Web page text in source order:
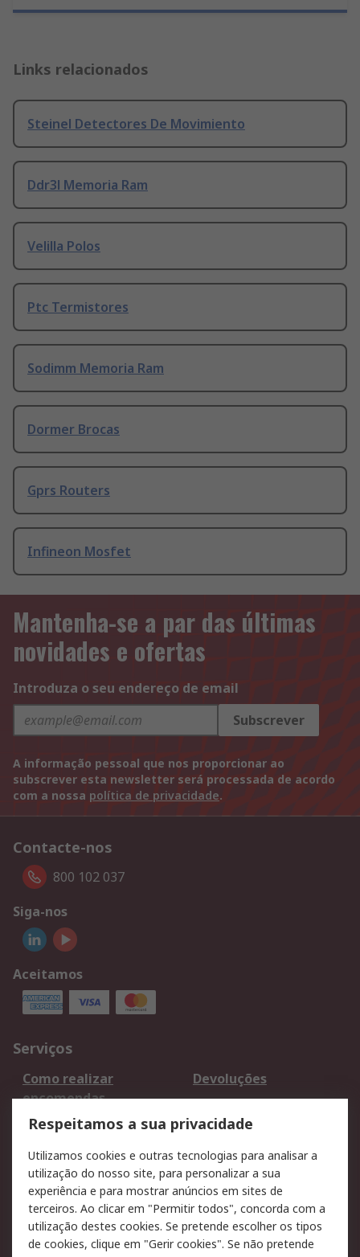
Links relacionados
Steinel Detectores De Movimiento
Ddr3l Memoria Ram
Velilla Polos
Ptc Termistores
Sodimm Memoria Ram
Dormer Brocas
Gprs Routers
Infineon Mosfet
Mantenha-se a par das últimas
novidades e ofertas
Introduza o seu endereço de email
Subscrever
A informação pessoal que nos proporcionar ao
subscrever esta newsletter será processada de acordo
com a nossa política de privacidade.
Contacte-nos
800 102 037
Siga-nos
Aceitamos
Serviços
Como realizar
encomendas
Devoluções
Formas de entrega
Qualidade e ambiente
Pagamento e
faturação
Legal
Respeitamos a sua privacidade
Utilizamos cookies e outras tecnologias para analisar a
utilização do nosso site, para personalizar a sua
experiência e para mostrar anúncios em sites de
terceiros. Ao clicar em "Permitir todos", concorda com a
utilização destes cookies. Se pretende escolher os tipos
de cookies, clique em "Gerir cookies". Se não pretende